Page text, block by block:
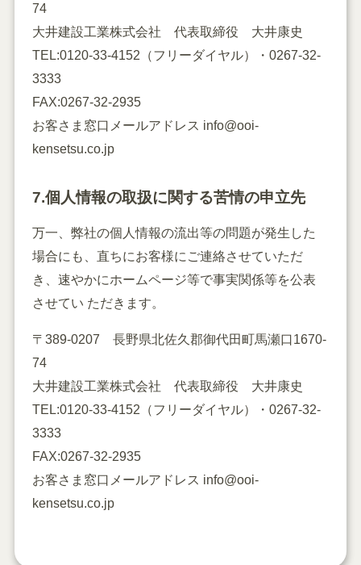
74
大井建設工業株式会社 代表取締役 大井康史
TEL:0120-33-4152 （フリーダイヤル）・0267-32-
3333
FAX:0267-32-2935
お客さま窓口メールアドレス info@ooi-
kensetsu.co.jp
7.個人情報の取扱に関する苦情の申立先
万一、弊社の個人情報の流出等の問題が発生した
場合にも、直ちにお客様にご連絡させていただ
き、速やかにホームページ等で事実関係等を公表
させてい ただきます。
〒389-0207 長野県北佐久郡御代田町馬瀬口1670-
74
大井建設工業株式会社 代表取締役 大井康史
TEL:0120-33-4152 （フリーダイヤル）・0267-32-
3333
FAX:0267-32-2935
お客さま窓口メールアドレス info@ooi-
kensetsu.co.jp